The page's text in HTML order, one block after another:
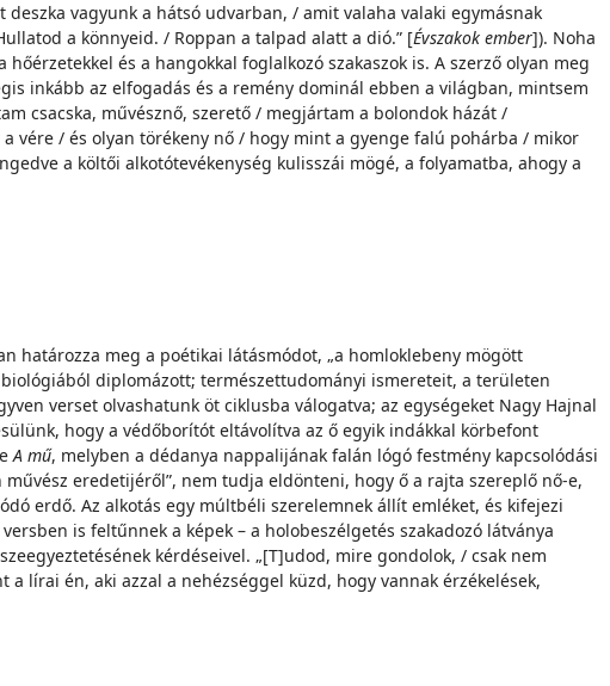
vagyunk a hátsó udvarban, / amit valaha valaki egymásnak
a könnyeid. / Roppan a talpad alatt a dió.” [Évszakok ember]). Noha
és a hangokkal foglalkozó szakaszok is. A szerző olyan meg
inkább az elfogadás és a remény dominál ebben a világban, mintsem
csacska, művésznő, szerető / megjártam a bolondok házát /
vére / és olyan törékeny nő / hogy mint a gyenge falú pohárba / mikor
a költői alkotótevékenység kulisszái mögé, a folyamatba, ahogy a
határozza meg a poétikai látásmódot, „a homloklebeny mögött
diplomázott; természettudományi ismereteit, a területen
verset olvashatunk öt ciklusba válogatva; az egységeket Nagy Hajnal
hogy a védőborítót eltávolítva az ő egyik indákkal körbefont
A mű, melyben a dédanya nappalijának falán lógó festmény kapcsolódási
eredetijéről”, nem tudja eldönteni, hogy ő a rajta szereplő nő-e,
erdő. Az alkotás egy múltbéli szerelemnek állít emléket, és kifejezi
is feltűnnek a képek – a holobeszélgetés szakadozó látványa
kérdéseivel. „[T]udod, mire gondolok, / csak nem
lírai én, aki azzal a nehézséggel küzd, hogy vannak érzékelések,